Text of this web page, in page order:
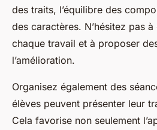
des traits, l’équilibre des
des caractères. N’hésitez pas
chaque travail et à proposer
l’amélioration.
Organisez également des
élèves peuvent présenter leur
Cela favorise non seulement